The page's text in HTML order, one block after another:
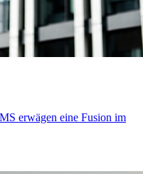
erwägen eine Fusion im